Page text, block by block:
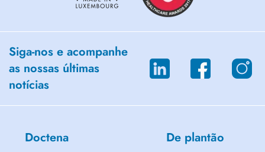
Siga-nos e acompanhe
as nossas últimas
notícias
Doctena De plantão